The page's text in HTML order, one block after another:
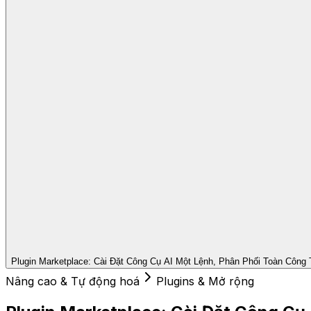
Plugin Marketplace: Cài Đặt Công Cụ AI Một Lệnh, Phân Phối Toàn Công
Nâng cao & Tự động hoá Plugins & Mở rộng